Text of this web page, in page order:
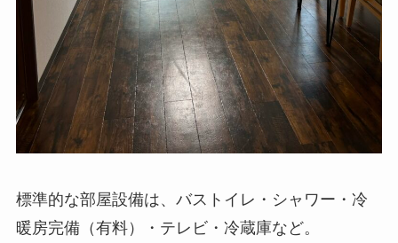
標準的な部屋設備は、バストイレ・シャワー・冷
暖房完備（有料）・テレビ・冷蔵庫など。